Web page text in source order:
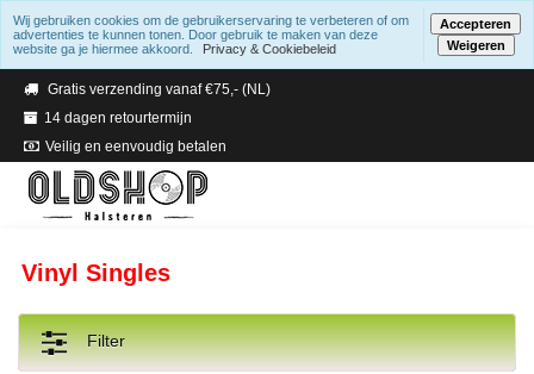
Verzending binnen 2 a 3 werkdagen
Gratis verzending vanaf €75,- (NL)
14 dagen retourtermijn
Veilig en eenvoudig betalen
Vinyl Singles
Filter
Wij gebruiken cookies om de gebruikerservaring te verbeteren of om
advertenties te kunnen tonen. Door gebruik te maken van deze
website ga je hiermee akkoord.
Privacy & Cookiebeleid
Accepteren
Weigeren